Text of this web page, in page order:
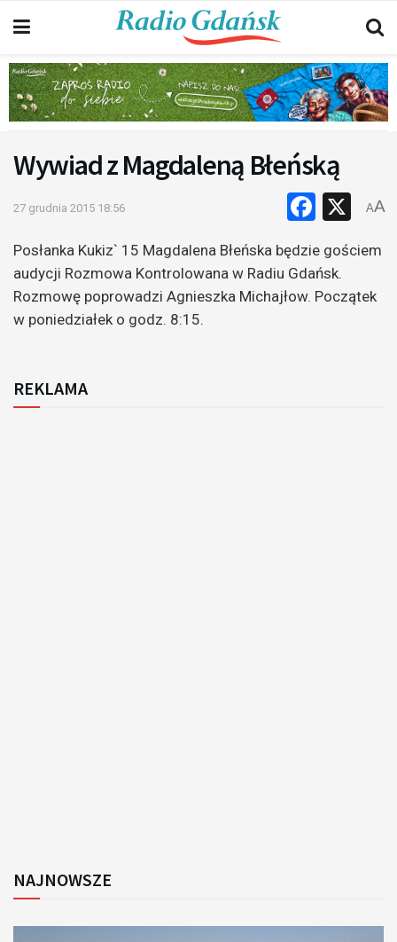
Wywiad z Magdaleną Błeńską
27 grudnia 2015 18:56 X
AA
Posłanka Kukiz` 15 Magdalena Błeńska będzie gościem
audycji Rozmowa Kontrolowana w Radiu Gdańsk.
Rozmowę poprowadzi Agnieszka Michajłow. Początek
w poniedziałek o godz. 8:15.
REKLAMA
NAJNOWSZE